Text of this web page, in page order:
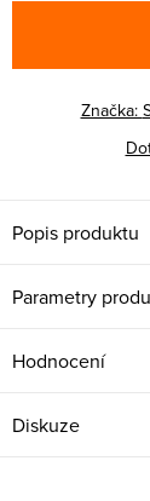
cena:
Značka:
Popis produktu
Parametry
Hodnocení
Diskuze